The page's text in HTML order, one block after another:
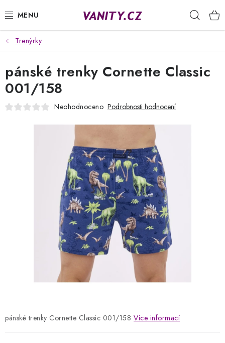
na
KABELKY
SPODNÍ PRÁDLO
PUNČOCHY
Jak nakupovat
Obchodní podmínky
Podmínky ochrany osobních údajů
Napište nám
Reklamace a vrácení zboží
Trenýrky
pánské trenky Cornette Classic 001/158 Více informací
pánské trenky Cornette Classic
001/158
Neohodnoceno Podrobnosti hodnocení